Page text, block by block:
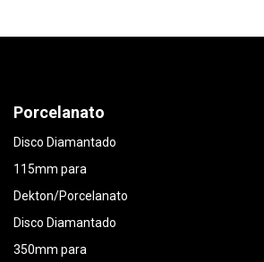
Porcelanato
Disco Diamantado
115mm para
Dekton/Porcelanato
Disco Diamantado
350mm para